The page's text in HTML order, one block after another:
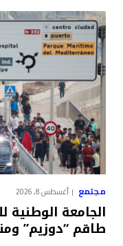
مجتمع أغسطس 8, 2026
الجامعة
طاقم “دوزيم”